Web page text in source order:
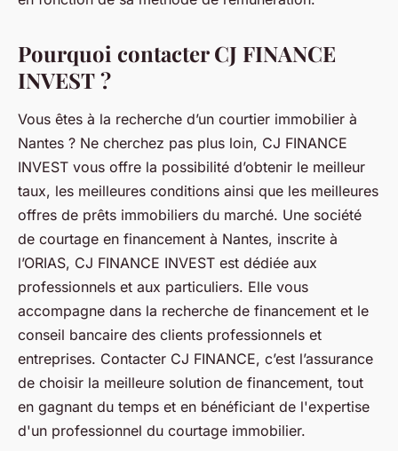
Pourquoi contacter CJ FINANCE
INVEST ?
Vous êtes à la recherche d’un courtier immobilier à
Nantes ? Ne cherchez pas plus loin, CJ FINANCE
INVEST vous offre la possibilité d’obtenir le meilleur
taux, les meilleures conditions ainsi que les meilleures
offres de prêts immobiliers du marché. Une société
de courtage en financement à Nantes, inscrite à
l’ORIAS, CJ FINANCE INVEST est dédiée aux
professionnels et aux particuliers. Elle vous
accompagne dans la recherche de financement et le
conseil bancaire des clients professionnels et
entreprises. Contacter CJ FINANCE, c’est l’assurance
de choisir la meilleure solution de financement, tout
en gagnant du temps et en bénéficiant de l'expertise
d'un professionnel du courtage immobilier.